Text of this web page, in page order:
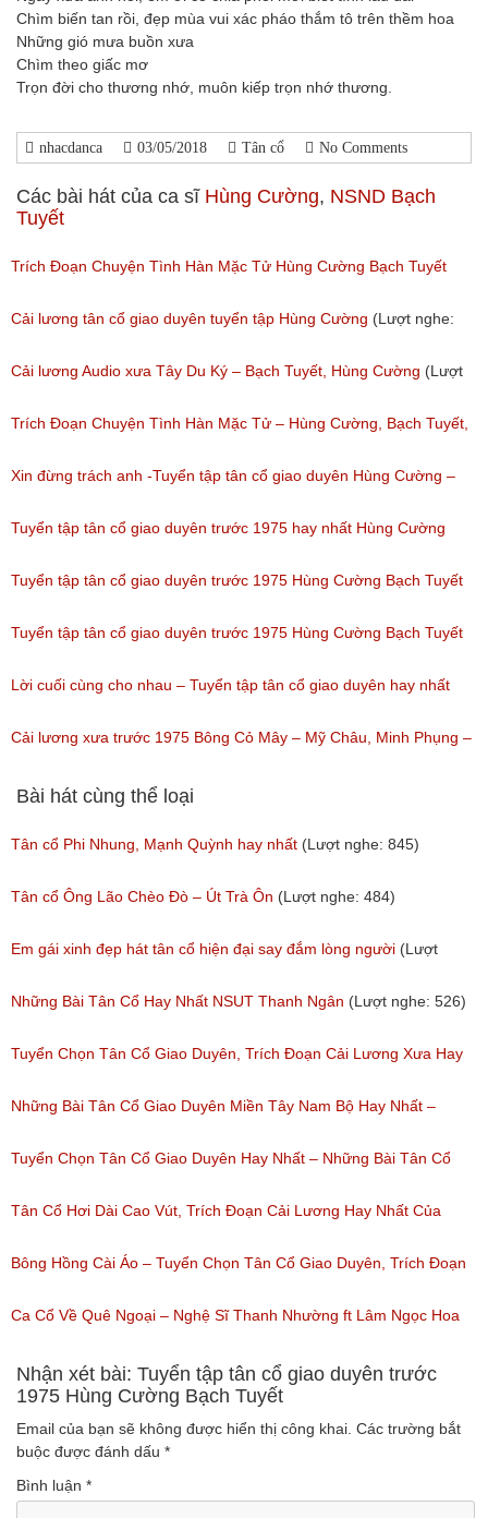
Chìm biến tan rồi, đẹp mùa vui xác pháo thắm tô trên thềm hoa
Những gió mưa buồn xưa
Chìm theo giấc mơ
Trọn đời cho thương nhớ, muôn kiếp trọn nhớ thương.
nhacdanca 03/05/2018 Tân cổ No Comments
Các bài hát của ca sĩ Hùng Cường, NSND Bạch
Tuyết
Trích Đoạn Chuyện Tình Hàn Mặc Tử Hùng Cường Bạch Tuyết
Bích Thủy Kim Ngọc
(Lượt nghe: 793)
Cải lương tân cổ giao duyên tuyển tập Hùng Cường (Lượt nghe:
135)
Cải lương Audio xưa Tây Du Ký – Bạch Tuyết, Hùng Cường (Lượt
nghe: 298)
Trích Đoạn Chuyện Tình Hàn Mặc Tử – Hùng Cường, Bạch Tuyết,
Bích Thủy, Kim Ngọc
(Lượt nghe: 593)
Xin đừng trách anh -Tuyển tập tân cổ giao duyên Hùng Cường –
Bạch Tuyết
(Lượt nghe: 255)
Tuyển tập tân cổ giao duyên trước 1975 hay nhất Hùng Cường
Bạch Tuyết
(Lượt nghe: 1,532)
Tuyển tập tân cổ giao duyên trước 1975 Hùng Cường Bạch Tuyết
Món quà giáng sinh
(Lượt nghe: 80)
Tuyển tập tân cổ giao duyên trước 1975 Hùng Cường Bạch Tuyết
Kẻ ở miền xa
(Lượt nghe: 152)
Lời cuối cùng cho nhau – Tuyển tập tân cổ giao duyên hay nhất
trươc 1975 của Hùng Cường
(Lượt nghe: 48)
Cải lương xưa trước 1975 Bông Cỏ Mây – Mỹ Châu, Minh Phụng –
Để Trả Lời Một Câu Hỏi Hùng Cường, Bạch Tuyết
(Lượt nghe: 121)
Bài hát cùng thể loại
Tân cổ Phi Nhung, Mạnh Quỳnh hay nhất (Lượt nghe: 845)
Tân cổ Ông Lão Chèo Đò – Út Trà Ôn (Lượt nghe: 484)
Em gái xinh đẹp hát tân cổ hiện đại say đắm lòng người (Lượt
nghe: 273)
Những Bài Tân Cổ Hay Nhất NSUT Thanh Ngân (Lượt nghe: 526)
Tuyển Chọn Tân Cổ Giao Duyên, Trích Đoạn Cải Lương Xưa Hay
Nhất Được Nghe Nhiều Nhất Trước 1975
(Lượt nghe: 471)
Những Bài Tân Cổ Giao Duyên Miền Tây Nam Bộ Hay Nhất –
Tuyển Tập Tân Cổ Cải Lương Đặc Sắc
(Lượt nghe: 318)
Tuyển Chọn Tân Cổ Giao Duyên Hay Nhất – Những Bài Tân Cổ
Cải Lương Hay Nhất
(Lượt nghe: 213)
Tân Cổ Hơi Dài Cao Vút, Trích Đoạn Cải Lương Hay Nhất Của
Nhiều Nghệ Sĩ Hơi Dài Nghe Nhiều Nhất
(Lượt nghe: 208)
Bông Hồng Cài Áo – Tuyển Chọn Tân Cổ Giao Duyên, Trích Đoạn
Cải Lương Hay Dễ Nghe Mà Cũng Dễ Ngủ
(Lượt nghe: 232)
Ca Cổ Về Quê Ngoại – Nghệ Sĩ Thanh Nhường ft Lâm Ngọc Hoa
(Lượt nghe: 992)
Nhận xét bài: Tuyển tập tân cổ giao duyên trước
1975 Hùng Cường Bạch Tuyết
Email của bạn sẽ không được hiển thị công khai. Các trường bắt
buộc được đánh dấu *
Bình luận *